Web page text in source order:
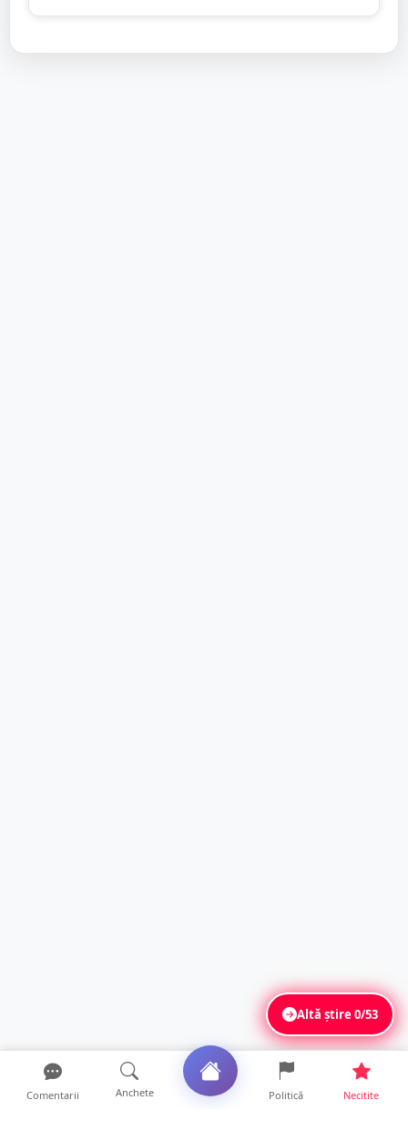
curajos
Altă știre0/53
Comentarii Anchete Politică Necitite